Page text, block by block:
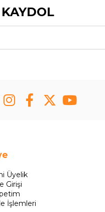
Üyelik
Girişi
İşlemleri